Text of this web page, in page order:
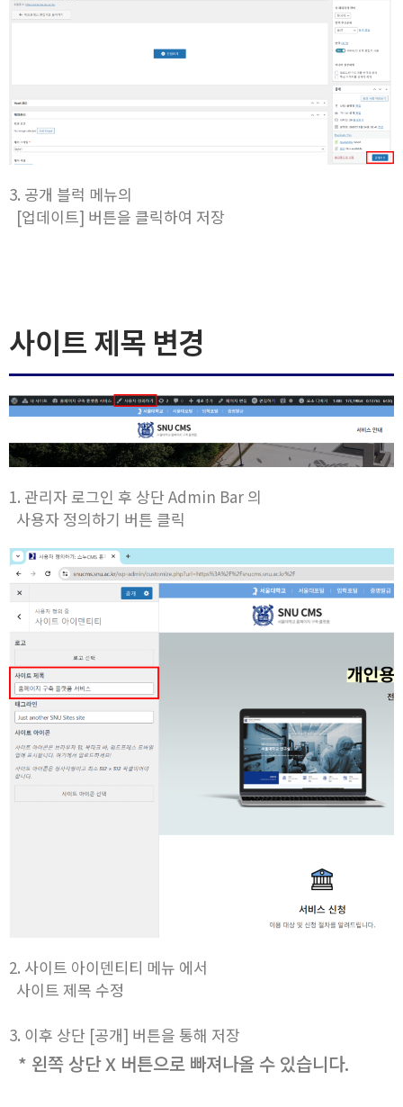
3. 공개 블럭 메뉴의
[업데이트] 버튼을 클릭하여 저장
사이트 제목 변경
1. 관리자 로그인 후 상단Admin Bar 의
사용자 정의하기 버튼 클릭
2. 사이트 아이덴티티 메뉴 에서
사이트 제목 수정
3. 이후 상단 [공개] 버튼을 통해 저장
* 왼쪽 상단 X 버튼으로 빠져나올 수 있습니다.